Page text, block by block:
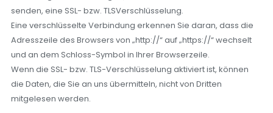
senden, eine SSL- bzw. TLSVerschlüsselung.
Eine verschlüsselte Verbindung erkennen Sie daran, dass die
Adresszeile des Browsers von „http://“ auf „https://“ wechselt
und an dem Schloss-Symbol in Ihrer Browserzeile.
Wenn die SSL- bzw. TLS-Verschlüsselung aktiviert ist, können
die Daten, die Sie an uns übermitteln, nicht von Dritten
mitgelesen werden.